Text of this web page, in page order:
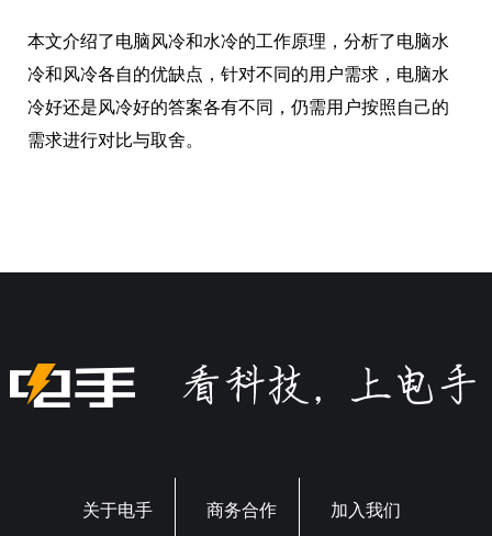
本文介绍了电脑风冷和水冷的工作原理，分析了电脑水
冷和风冷各自的优缺点，针对不同的用户需求，电脑水
冷好还是风冷好的答案各有不同，仍需用户按照自己的
需求进行对比与取舍。
关于电手 商务合作 加入我们